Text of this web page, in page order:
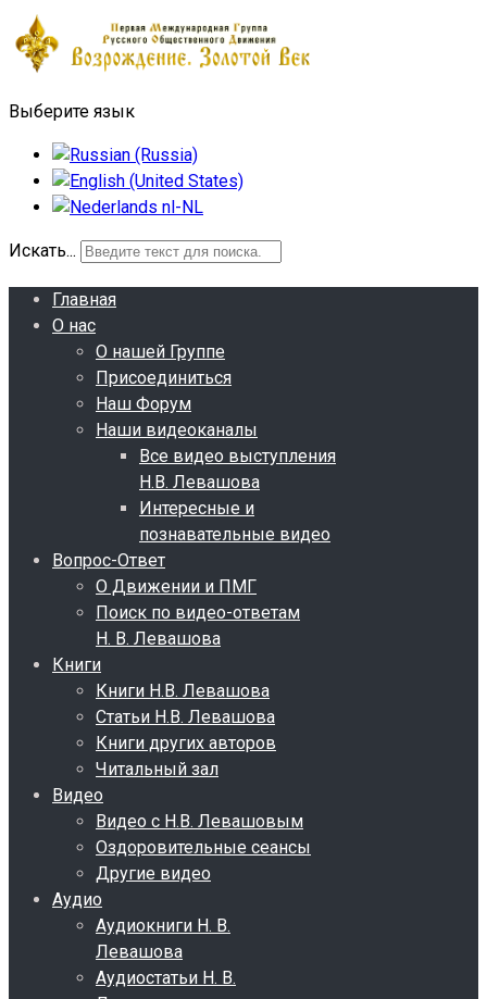
Выберите язык
Искать...
Главная
О нас
О нашей Группе
Присоединиться
Наш Форум
Наши видеоканалы
Все видео выступления
Н.В. Левашова
Интересные и
познавательные видео
Вопрос-Ответ
О Движении и ПМГ
Поиск по видео-ответам
Н. В. Левашова
Книги
Книги Н.В. Левашова
Статьи Н.В. Левашова
Книги других авторов
Читальный зал
Видео
Видео с Н.В. Левашовым
Оздоровительные сеансы
Другие видео
Аудио
Аудиокниги Н. В.
Левашова
Аудиостатьи Н. В.